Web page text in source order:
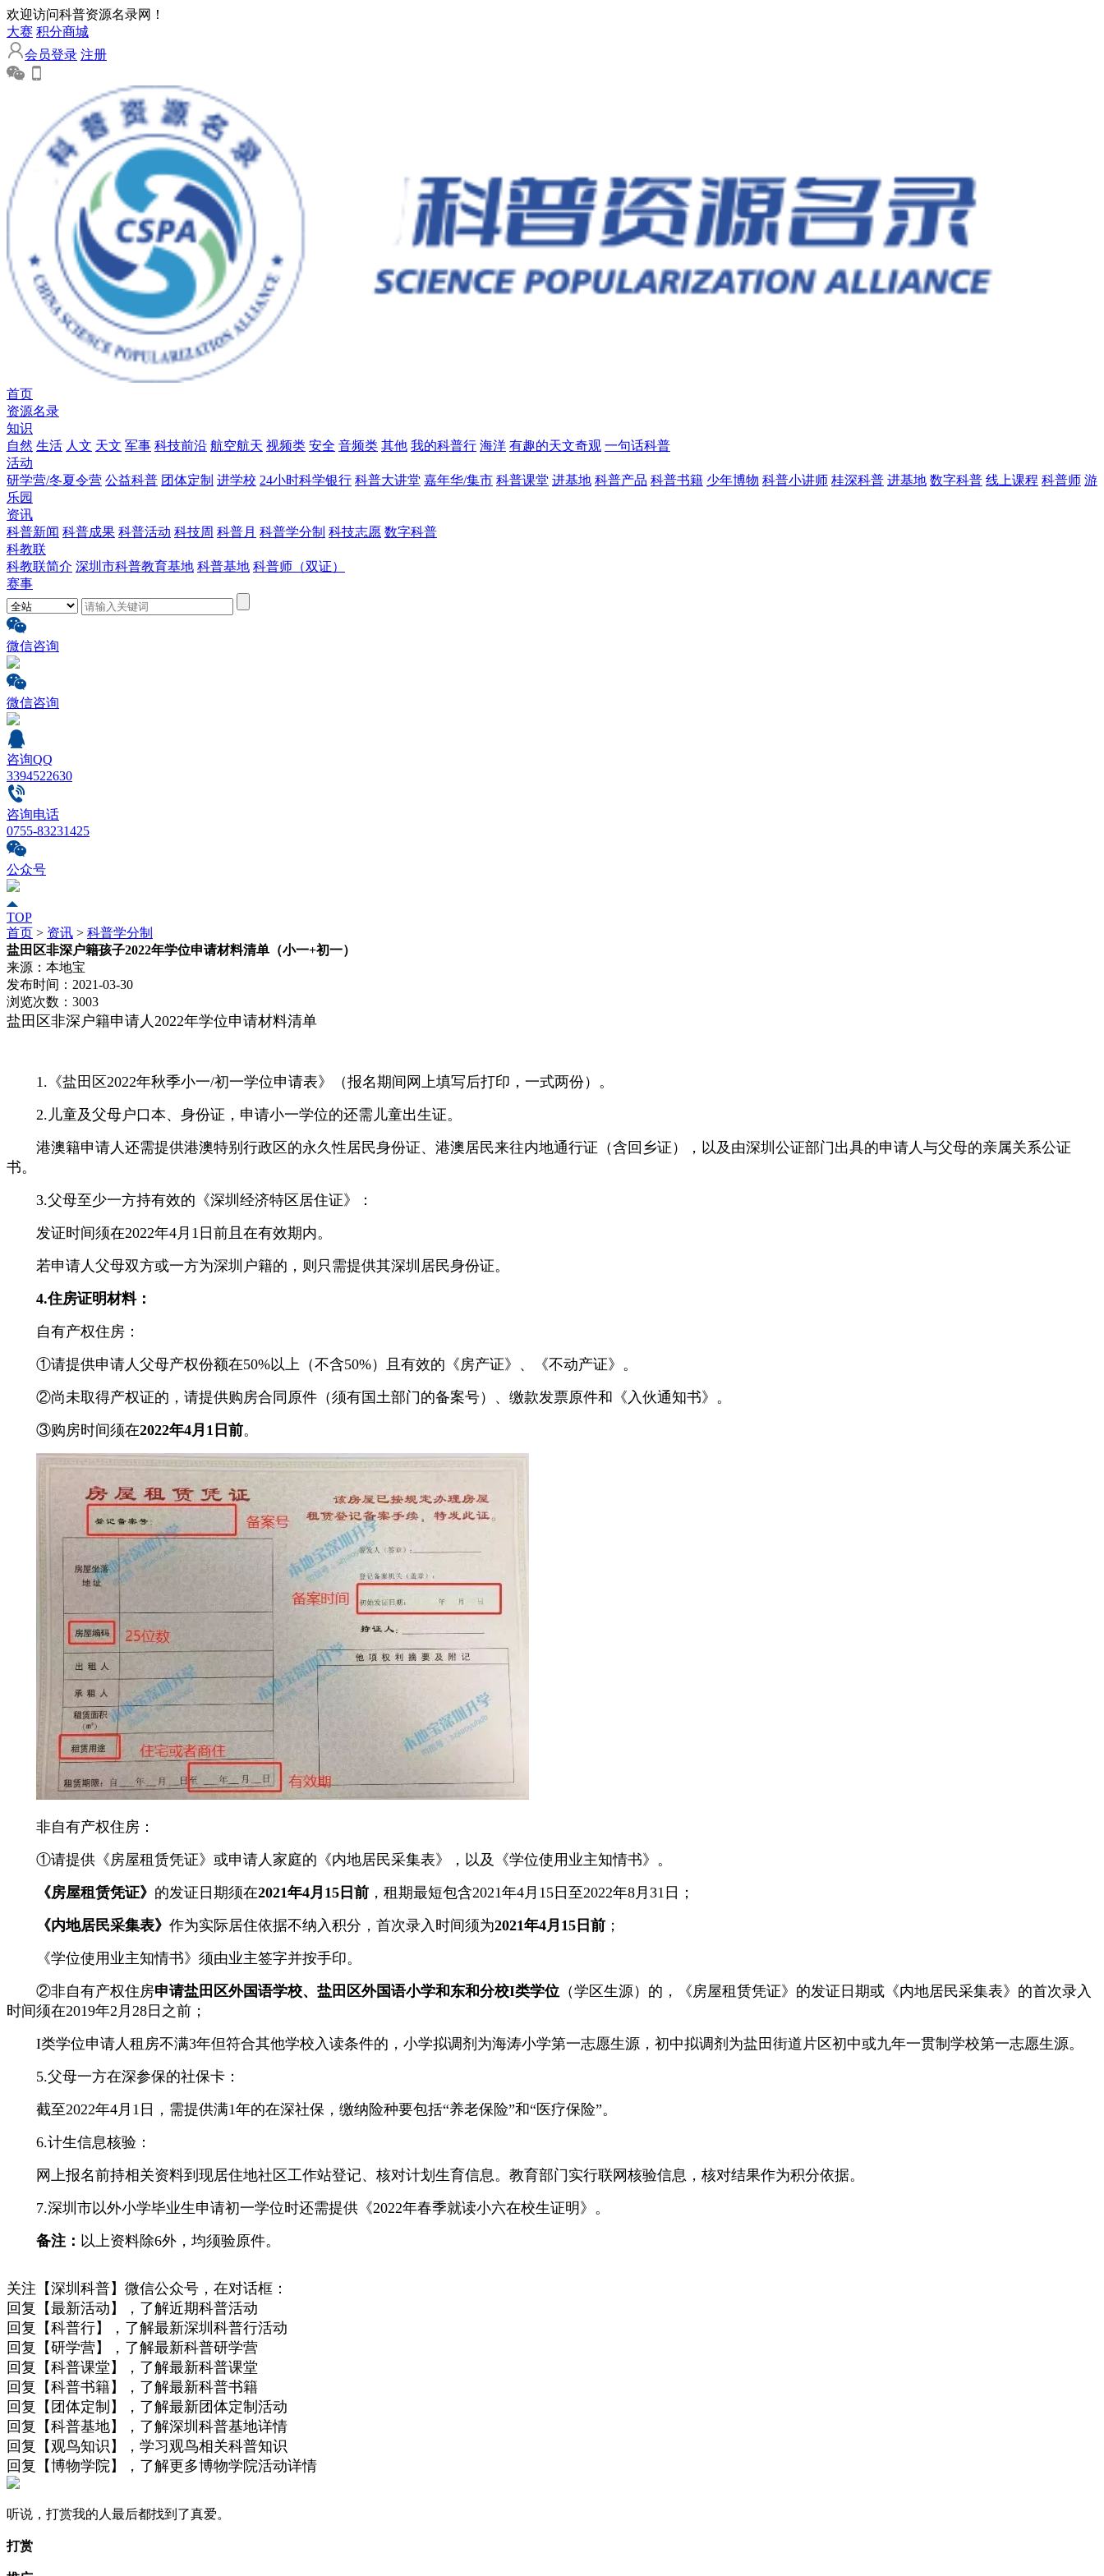
欢迎访问科普资源名录网！
大赛 积分商城
会员登录 注册
首页
资源名录
知识
自然 生活 人文 天文 军事 科技前沿 航空航天 视频类 安全 音频类 其他 我的科普行 海洋 有趣的天文奇观 一句话科普
活动
研学营/冬夏令营 公益科普 团体定制 进学校 24小时科学银行 科普大讲堂 嘉年华/集市 科普课堂 进基地 科普产品 科普书籍 少年博物 科普小讲师 桂深科普 进基地 数字科普 线上课程 科普师 游
乐园
资讯
科普新闻 科普成果 科普活动 科技周 科普月 科普学分制 科技志愿 数字科普
科教联
科教联简介 深圳市科普教育基地 科普基地 科普师（双证）
赛事
微信咨询
微信咨询
咨询QQ
3394522630
咨询电话
0755-83231425
公众号
TOP
首页 > 资讯 > 科普学分制
盐田区非深户籍孩子2022年学位申请材料清单（小一+初一）
来源： 本地宝
发布时间： 2021-03-30
浏览次数： 3003
盐田区非深户籍申请人2022年学位申请材料清单
1.《盐田区2022年秋季小一/初一学位申请表》（报名期间网上填写后打印，一式两份）。
2.儿童及父母户口本、身份证，申请小一学位的还需儿童出生证。
港澳籍申请人还需提供港澳特别行政区的永久性居民身份证、港澳居民来往内地通行证（含回乡证），以及由深圳公证部门出具的申请人与父母的亲属关系公证
书。
3.父母至少一方持有效的《深圳经济特区居住证》：
发证时间须在2022年4月1日前且在有效期内。
若申请人父母双方或一方为深圳户籍的，则只需提供其深圳居民身份证。
4.住房证明材料：
自有产权住房：
①请提供申请人父母产权份额在50%以上（不含50%）且有效的《房产证》、《不动产证》。
②尚未取得产权证的，请提供购房合同原件（须有国土部门的备案号）、缴款发票原件和《入伙通知书》。
③购房时间须在2022年4月1日前。
非自有产权住房：
①请提供《房屋租赁凭证》或申请人家庭的《内地居民采集表》，以及《学位使用业主知情书》。
《房屋租赁凭证》 的发证日期须在2021年4月15日前 ，租期最短包含2021年4月15日至2022年8月31日；
《内地居民采集表》 作为实际居住依据不纳入积分，首次录入时间须为2021年4月15日前 ；
《学位使用业主知情书》须由业主签字并按手印。
②非自有产权住房申请盐田区外国语学校、盐田区外国语小学和东和分校I类学位 （学区生源）的，《房屋租赁凭证》的发证日期或《内地居民采集表》的首次录入
时间须在2019年2月28日之前；
I类学位申请人租房不满3年但符合其他学校入读条件的，小学拟调剂为海涛小学第一志愿生源，初中拟调剂为盐田街道片区初中或九年一贯制学校第一志愿生源。
5.父母一方在深参保的社保卡：
截至2022年4月1日，需提供满1年的在深社保，缴纳险种要包括“养老保险”和“医疗保险”。
6.计生信息核验：
网上报名前持相关资料到现居住地社区工作站登记、核对计划生育信息。教育部门实行联网核验信息，核对结果作为积分依据。
7.深圳市以外小学毕业生申请初一学位时还需提供《2022年春季就读小六在校生证明》。
备注： 以上资料除6外，均须验原件。
关注【深圳科普】微信公众号，在对话框：
回复【最新活动】，了解近期科普活动
回复【科普行】，了解最新深圳科普行活动
回复【研学营】，了解最新科普研学营
回复【科普课堂】，了解最新科普课堂
回复【科普书籍】，了解最新科普书籍
回复【团体定制】，了解最新团体定制活动
回复【科普基地】，了解深圳科普基地详情
回复【观鸟知识】，学习观鸟相关科普知识
回复【博物学院】，了解更多博物学院活动详情
听说，打赏我的人最后都找到了真爱。
打赏